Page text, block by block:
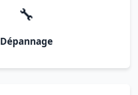
🔧
Dépannage